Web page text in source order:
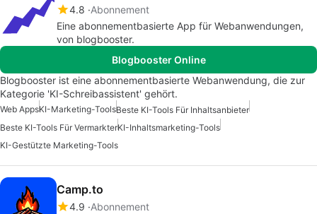
4.8 Abonnement
Eine abonnementbasierte App für Webanwendungen,
von blogbooster.
Blogbooster Online
Blogbooster ist eine abonnementbasierte Webanwendung, die zur
Kategorie 'KI-Schreibassistent' gehört.
Web AppsKI-Marketing-ToolsBeste KI-Tools Für Inhaltsanbieter
Beste KI-Tools Für VermarkterKI-Inhaltsmarketing-Tools
KI-Gestützte Marketing-Tools
Camp.to
4.9 Abonnement